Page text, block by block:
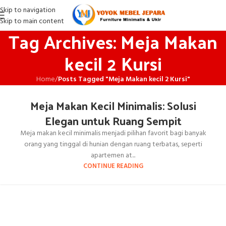
Skip to navigation
Skip to main content
Tag Archives: Meja Makan
kecil 2 Kursi
Home/Posts Tagged "Meja Makan kecil 2 Kursi"
Meja Makan Kecil Minimalis: Solusi
Elegan untuk Ruang Sempit
Meja makan kecil minimalis menjadi pilihan favorit bagi banyak
orang yang tinggal di hunian dengan ruang terbatas, seperti
apartemen at...
CONTINUE READING